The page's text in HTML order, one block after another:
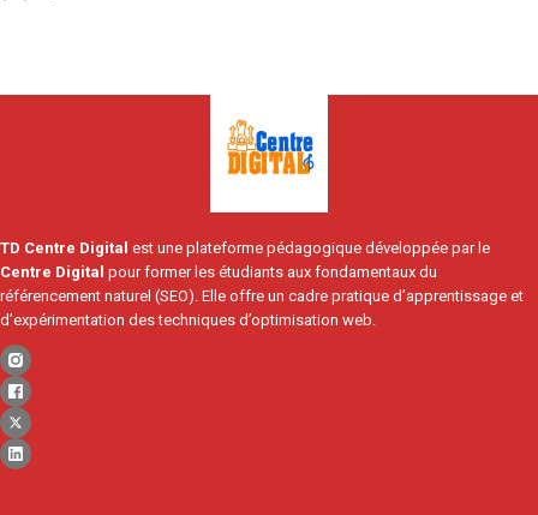
TD Centre Digital est une plateforme pédagogique développée par le
Centre Digital pour former les étudiants aux fondamentaux du
référencement naturel (SEO). Elle offre un cadre pratique d’apprentissage et
d’expérimentation des techniques d’optimisation web.